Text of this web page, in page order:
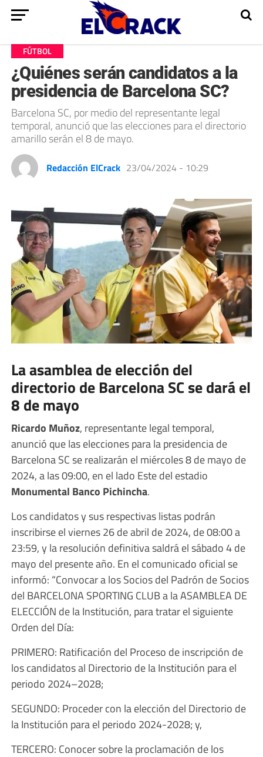
FÚTBOL
¿Quiénes serán candidatos a la
presidencia de Barcelona SC?
Barcelona SC, por medio del representante legal
temporal, anunció que las elecciones para el directorio
amarillo serán el 8 de mayo.
Redacción ElCrack 23/04/2024 - 10:29
La asamblea de elección del
directorio de Barcelona SC se dará el
8 de mayo
Ricardo Muñoz, representante legal temporal,
anunció que las elecciones para la presidencia de
Barcelona SC se realizarán el miércoles 8 de mayo de
2024, a las 09:00, en el lado Este del estadio
Monumental Banco Pichincha.
Los candidatos y sus respectivas listas podrán
inscribirse el viernes 26 de abril de 2024, de 08:00 a
23:59, y la resolución definitiva saldrá el sábado 4 de
mayo del presente año. En el comunicado oficial se
informó: “Convocar a los Socios del Padrón de Socios
del BARCELONA SPORTING CLUB a la ASAMBLEA DE
ELECCIÓN de la Institución, para tratar el siguiente
Orden del Día:
PRIMERO: Ratificación del Proceso de inscripción de
los candidatos al Directorio de la Institución para el
periodo 2024–2028;
SEGUNDO: Proceder con la elección del Directorio de
la Institución para el periodo 2024-2028; y,
TERCERO: Conocer sobre la proclamación de los